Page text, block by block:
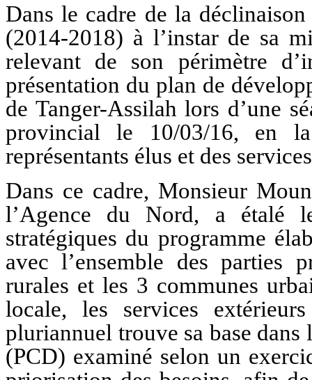
Dans le cadre de la
(2014-2018) à l’instar de sa
relevant de son périmètre
présentation du plan de
de Tanger-Assilah lors d’une
provincial le 10/03/16, en
représentants élus et des
Dans ce cadre, Monsieur
l’Agence du Nord, a étalé
stratégiques du programme
avec l’ensemble des parties
rurales et les 3 communes
locale, les services
pluriannuel trouve sa base
(PCD) examiné selon un